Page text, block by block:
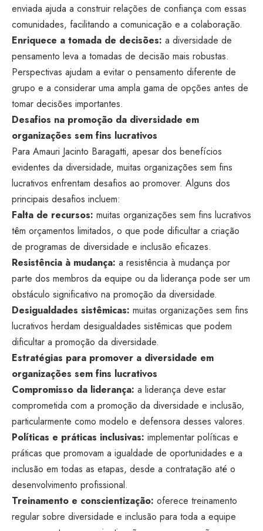
enviada ajuda a construir relações de confiança com essas
comunidades, facilitando a comunicação e a colaboração.
Enriquece a tomada de decisões: a diversidade de
pensamento leva a tomadas de decisão mais robustas.
Perspectivas ajudam a evitar o pensamento diferente de
grupo e a considerar uma ampla gama de opções antes de
tomar decisões importantes.
Desafios na promoção da diversidade em
organizações sem fins lucrativos
Para Amauri Jacinto Baragatti, apesar dos benefícios
evidentes da diversidade, muitas organizações sem fins
lucrativos enfrentam desafios ao promover. Alguns dos
principais desafios incluem:
Falta de recursos: muitas organizações sem fins lucrativos
têm orçamentos limitados, o que pode dificultar a criação
de programas de diversidade e inclusão eficazes.
Resistência à mudança: a resistência à mudança por
parte dos membros da equipe ou da liderança pode ser um
obstáculo significativo na promoção da diversidade.
Desigualdades sistêmicas: muitas organizações sem fins
lucrativos herdam desigualdades sistêmicas que podem
dificultar a promoção da diversidade.
Estratégias para promover a diversidade em
organizações sem fins lucrativos
Compromisso da liderança: a liderança deve estar
comprometida com a promoção da diversidade e inclusão,
particularmente como modelo e defensora desses valores.
Políticas e práticas inclusivas: implementar políticas e
práticas que promovam a igualdade de oportunidades e a
inclusão em todas as etapas, desde a contratação até o
desenvolvimento profissional.
Treinamento e conscientização: oferece treinamento
regular sobre diversidade e inclusão para toda a equipe